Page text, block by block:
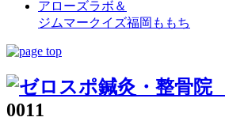
アローズラボ＆
ジムマークイズ福岡ももち
0011